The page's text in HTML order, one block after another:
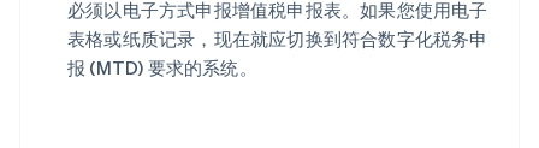
必须以电子方式申报增值税申报表。如果您使用电子
表格或纸质记录，现在就应切换到符合数字化税务申
报 (MTD) 要求的系统。